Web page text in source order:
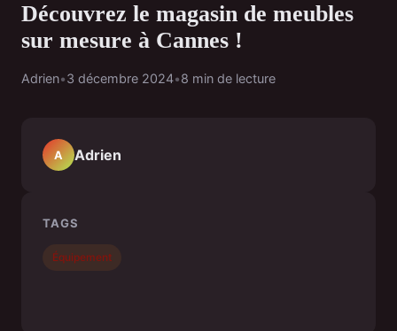
Découvrez le magasin de meubles
sur mesure à Cannes !
Adrien•3 décembre 2024•8 min de lecture
A Adrien
TAGS
Équipement